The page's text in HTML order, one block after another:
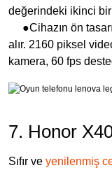
değerindeki ikinci
●Cihazın ön
alır. 2160 piksel
kamera, 60 fps
7. Honor
Sıfır ve yenilenmiş